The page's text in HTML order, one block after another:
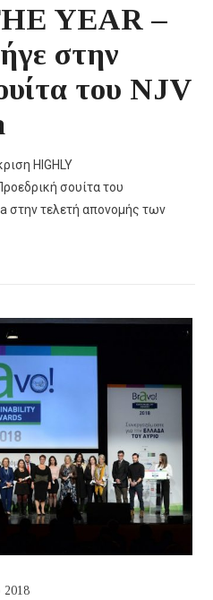
YEAR –
στην
του NJV
HIGHLY
σουίτα του
στην τελετή απονομής των
2018